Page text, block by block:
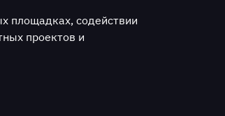
площадках, содействии
проектов и